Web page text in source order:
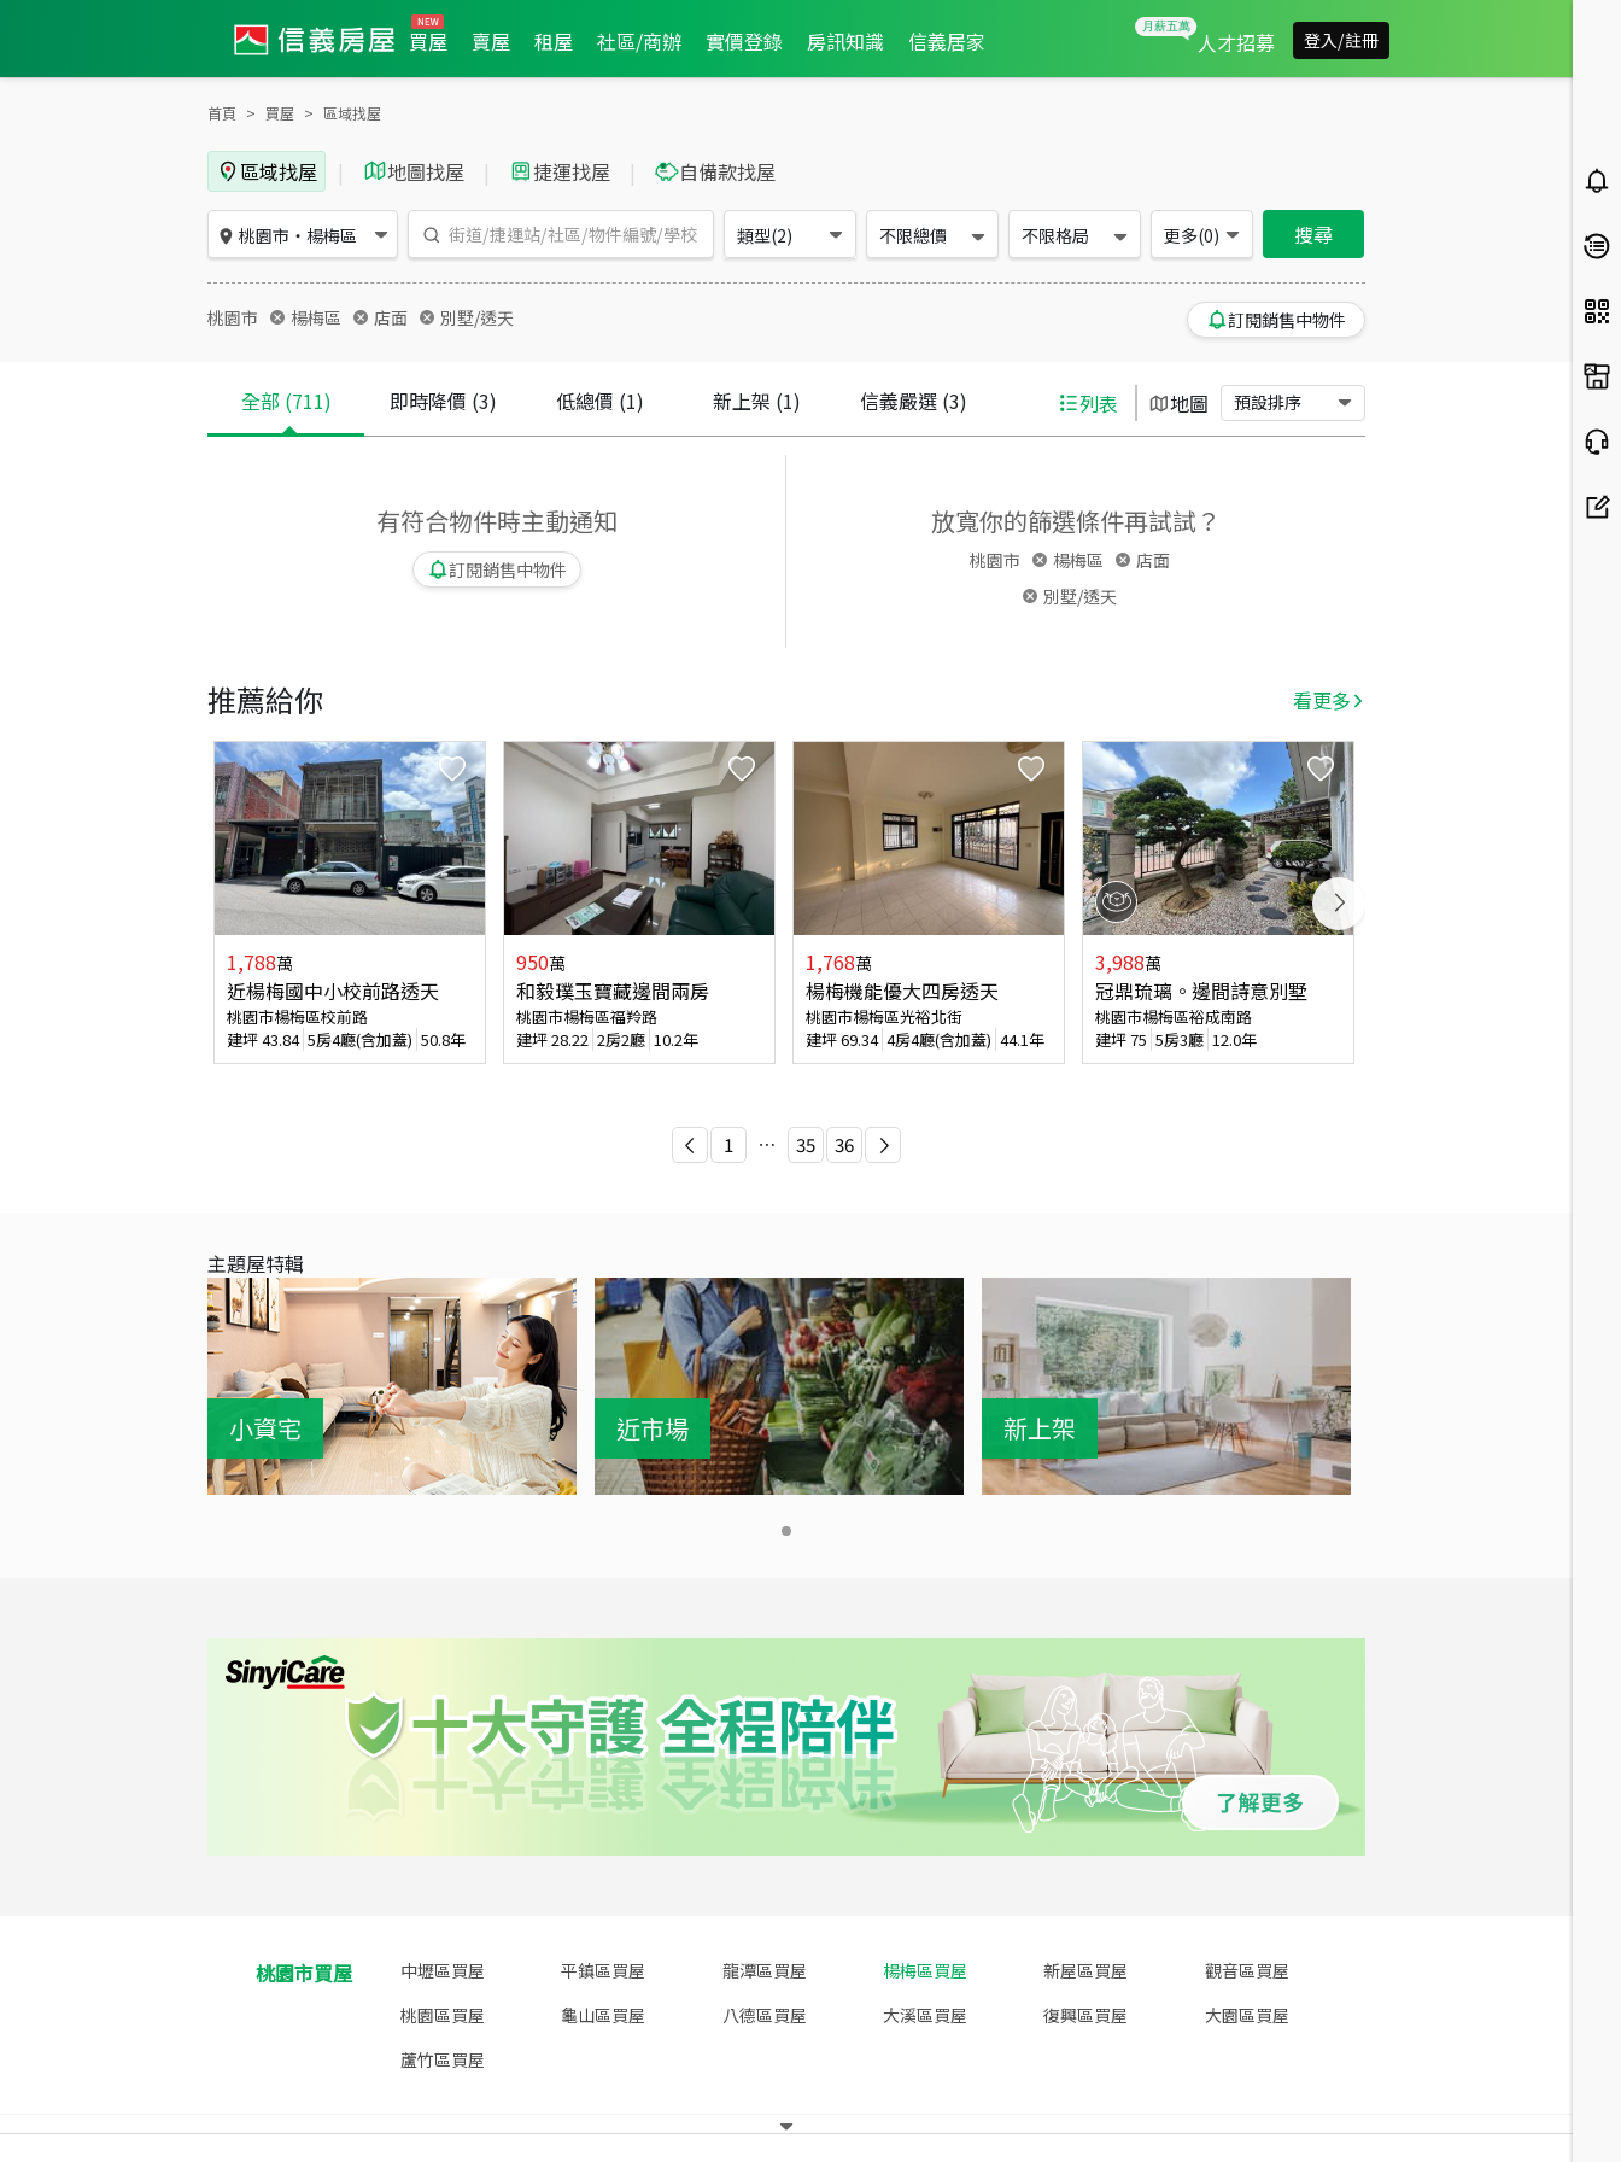
買屋 賣屋 租屋 社區/商辦 實價登錄 房訊知識 信義居家 人才招募 登入/註冊
桃園市楊梅區買房：店面、別墅/透天房屋物件出售、房價分析
首頁 買屋 區域找屋
區域找屋 | 地圖找屋 | 捷運找屋 | 自備款找屋
桃園市 ・ 楊梅區 類型(2) 不限總價 不限格局 更多(0) 搜尋
桃園市 楊梅區 店面 別墅/透天 訂閱銷售中物件
全部 (711) 即時降價 (3) 低總價 (1) 新上架 (1) 信義嚴選(3) 列表 地圖 預設排序
有符合物件時主動通知
訂閱銷售中物件
放寬你的篩選條件再試試？
桃園市 楊梅區
店面
別墅/透天
推薦給你 看更多
1,788萬
近楊梅國中小校前路透天
桃園市楊梅區校前路
建坪43.84 5房4廳(含加蓋) 50.8年
950萬
和毅璞玉寶藏邊間兩房
桃園市楊梅區福羚路
建坪28.22 2房2廳 10.2年
1,768萬
楊梅機能優大四房透天
桃園市楊梅區光裕北街
建坪69.34 4房4廳(含加蓋) 44.1年
3,988萬
冠鼎琉璃。邊間詩意別墅
桃園市楊梅區裕成南路
建坪75 5房3廳 12.0年
1 ⋯ 35 36
主題屋特輯
小資宅 近市場 新上架
桃園市買屋 中壢區買屋 平鎮區買屋 龍潭區買屋 楊梅區買屋 新屋區買屋
觀音區買屋
桃園區買屋
龜山區買屋 八德區買屋 大溪區買屋 復興區買屋
大園區買屋
蘆竹區買屋